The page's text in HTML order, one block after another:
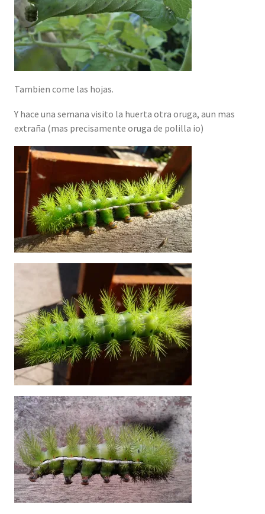
Tambien come las hojas.
Y hace una semana visito la huerta otra oruga, aun mas
extraña (mas precisamente oruga de polilla io)